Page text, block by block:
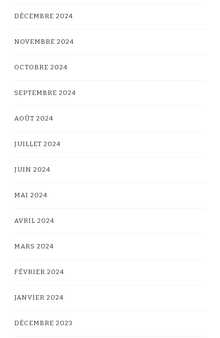
DÉCEMBRE 2024
NOVEMBRE 2024
OCTOBRE 2024
SEPTEMBRE 2024
AOÛT 2024
JUILLET 2024
JUIN 2024
MAI 2024
AVRIL 2024
MARS 2024
FÉVRIER 2024
JANVIER 2024
DÉCEMBRE 2023